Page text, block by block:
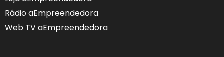
Rádio aEmpreendedora
Web TV aEmpreendedora